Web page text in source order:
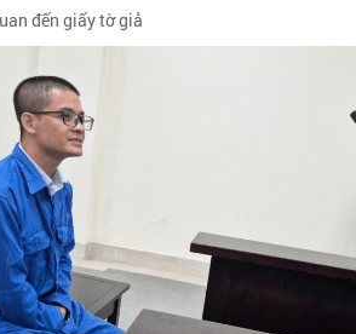
đến giấy tờ giả